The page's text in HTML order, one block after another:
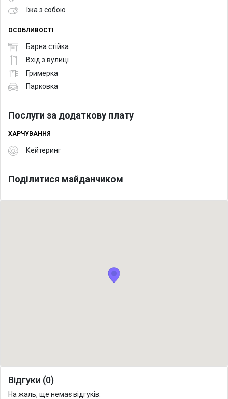
Їжа з собою
ОСОБЛИВОСТІ
Барна стійка
Вхід з вулиці
Гримерка
Парковка
Послуги за додаткову плату
ХАРЧУВАННЯ
Кейтеринг
Поділитися майданчиком
Відгуки (0)
На жаль, ще немає відгуків.